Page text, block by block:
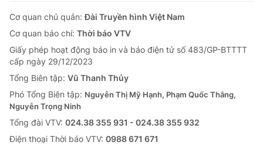
Cơ quan chủ quản:Đài Truyền hình Việt Nam
Cơ quan báo chí: Thời báo VTV
Giấy phép hoạt động báo in và báo điện tử số 483/GP-BTTTT
cấp ngày 29/12/2023
Tổng Biên tập: Vũ Thanh Thủy
Phó Tổng Biên tập: Nguyễn Thị Mỹ Hạnh, Phạm Quốc Thắng,
Nguyễn Trọng Ninh
Tổng đài VTV: 024.38 355 931 - 024.38 355 932
Ðiện thoại Thời báo VTV: 0988 671 671